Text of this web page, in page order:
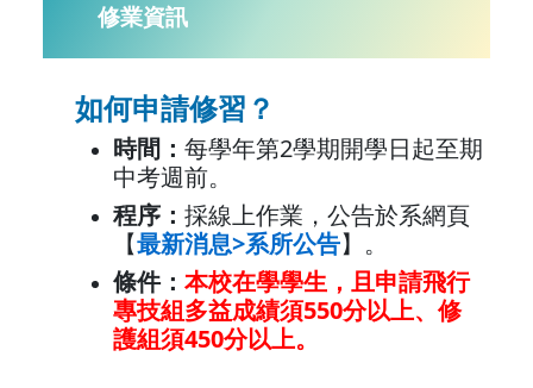
修業資訊
如何申請修習？
時間：每學年第2學期開學日起至期
中考週前。
程序：採線上作業，公告於系網頁
【最新消息>系所公告】。
條件：本校在學學生，且申請飛行
專技組多益成績須550分以上、修
護組須450分以上。